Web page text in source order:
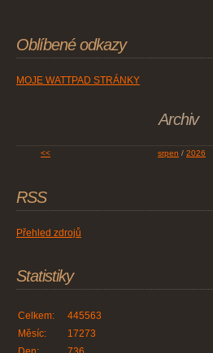
Oblíbené odkazy
MOJE WATTPAD STRÁNKY
Archiv
<< srpen / 2026
RSS
Přehled zdrojů
Statistiky
Celkem:
445563
Měsíc:
17273